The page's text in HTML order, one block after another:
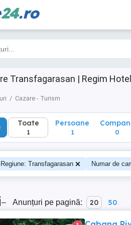
24.ro
Transfagarasan | Regim
Cazare - Turism
Toate
1
Toate
1
Persoane
1 0
Regiune: Transfagarasan Numar de
– Anunțuri pe pagină: 20 50